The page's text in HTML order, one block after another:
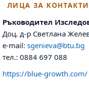
ЛИЦА ЗА КОНТАКТИ
Ръководител
Доц. д-р Светлана
e-mail: sgenieva@btu.bg
тел.: 0884 697 088
https://blue-growth.com/